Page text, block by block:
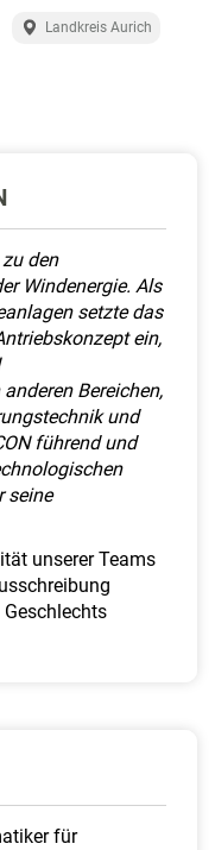
Landkreis Aurich
den
Windenergie. Als
setzte das
ein,
Bereichen,
und
führend und
seine
unserer Teams
für